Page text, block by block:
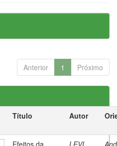
Anterior 1 Próximo
Título Autor
Efeitos da LEVI,